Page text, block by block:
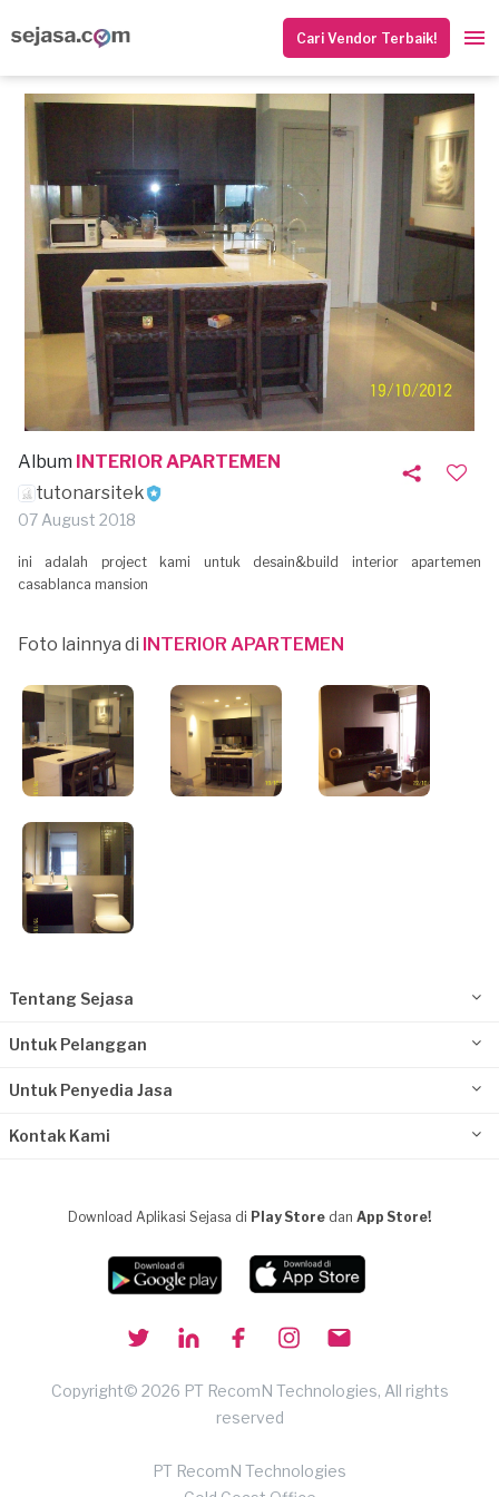
Cari Vendor Terbaik!
Album INTERIOR APARTEMEN
tutonarsitek
07 August 2018
ini adalah project kami untuk desain&build interior apartemen
casablanca mansion
Foto lainnya di INTERIOR APARTEMEN
Tentang Sejasa
Untuk Pelanggan
Untuk Penyedia Jasa
Kontak Kami
Download Aplikasi Sejasa di Play Store dan App Store!
Copyright© 2026 PT RecomN Technologies, All rights
reserved
PT RecomN Technologies